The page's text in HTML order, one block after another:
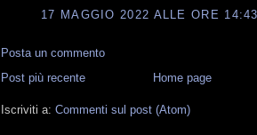
17 MAGGIO 2022 ALLE ORE
Posta un commento
Post più recente
Home page
Iscriviti a: Commenti sul post (Atom)